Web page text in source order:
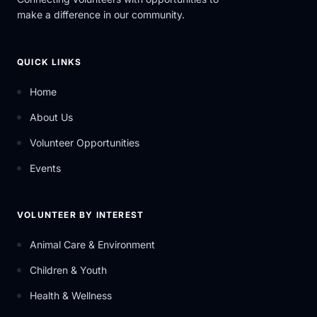
politiques comme les chef.fe.s de partis,
politiques et de faire les investissements
Nous faisons aussi de la sensibilisation en
utilisant les médias sociaux, en collectant des
fonds et bien plus. Souvent, la première étape
faire connaître — et de maintenir la pression.
engagement : 1 an minimum, 1-2 heures par
Les bénévoles se réunissent (virtuellement) en
groupes locaux tous les mois et comptent sur
conseils. Il est aussi recommandé d’assister à
make a difference in our community.
QUICK LINKS
Home
About Us
Volunteer Opportunities
Events
VOLUNTEER BY INTEREST
Animal Care & Environment
Children & Youth
Health & Wellness